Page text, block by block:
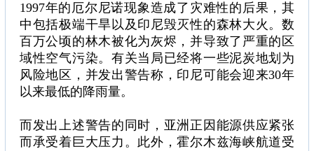
1997年的厄尔尼诺现象造成了灾难性的后果，其
中包括极端干旱以及印尼毁灭性的森林大火。数
百万公顷的林木被化为灰烬，并导致了严重的区
域性空气污染。有关当局已经将一些泥炭地划为
风险地区，并发出警告称，印尼可能会迎来30年
以来最低的降雨量。
而发出上述警告的同时，亚洲正因能源供应紧张
而承受着巨大压力。此外，霍尔木兹海峡航道受